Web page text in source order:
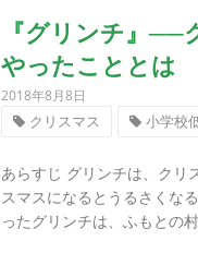
『グリンチ』──
やったこととは
2018年8月8日
クリスマス 小学校
あらすじ グリンチは、クリ
スマスになるとうるさくな
ったグリンチは、ふもとの